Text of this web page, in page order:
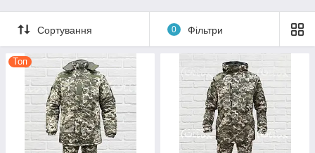
Сортування 0 Фільтри
Топ